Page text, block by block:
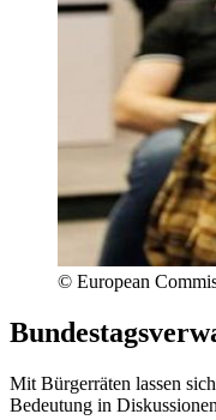
© European
Mit Bürgerräten lassen
Bedeutung in